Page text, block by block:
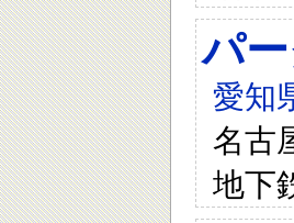
パ
愛知
名古
地下